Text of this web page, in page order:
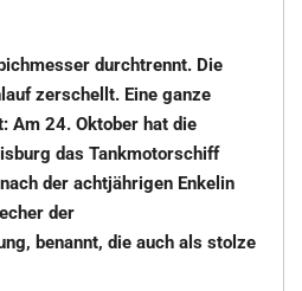
durchtrennt. Die
zerschellt. Eine ganze
Am 24. Oktober hat die
das Tankmotorschiff
der achtjährigen Enkelin
der
benannt, die auch als stolze